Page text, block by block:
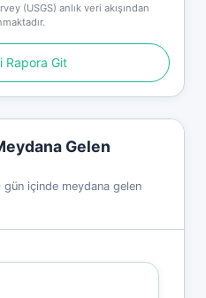
(USGS) anlık veri akışından
Rapora Git
Gelen
gün içinde meydana gelen